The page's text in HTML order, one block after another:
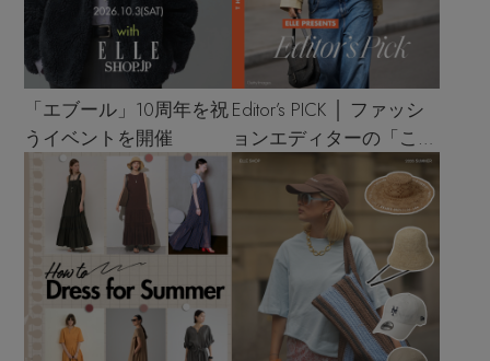
「エブール」10周年を祝
うイベントを開催
Editor’s PICK │ ファッシ
ョンエディターの「これ
買い！」リスト